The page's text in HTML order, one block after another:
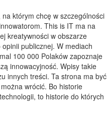
którym chcę w szczególności
This is IT ma na
kreatywności w obszarze
publicznej. W mediach
100 000 Polaków zapoznaje
innowacyjność. Wpisy takie
innych treści. Ta strona ma być
wrócić. Bo historie
to historie do których